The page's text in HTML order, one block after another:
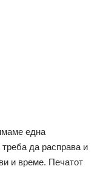
една
треба да расправа и
и време. Печатот